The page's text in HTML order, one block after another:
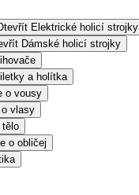
Elektrické holicí strojky
Dámské holicí strojky
a holítka
o vousy
o vlasy
tělo
o obličej